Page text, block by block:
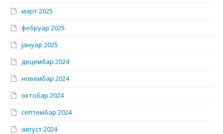
март 2025
фебруар 2025
јануар 2025
децембар 2024
новембар 2024
октобар 2024
септембар 2024
август 2024